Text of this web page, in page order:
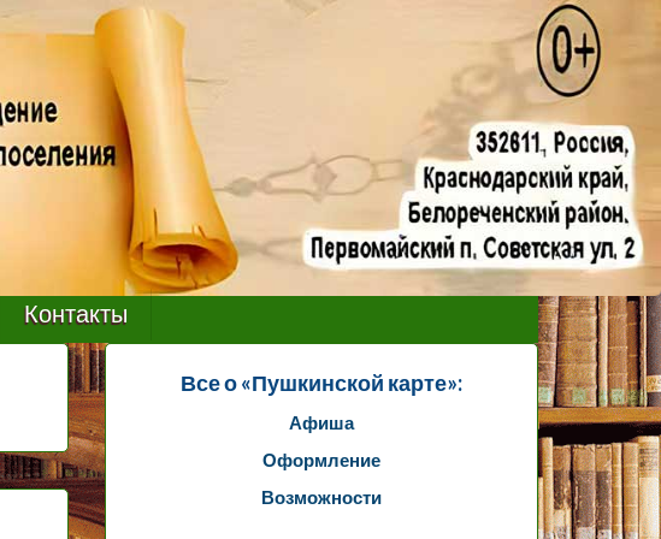
Контакты
Все о «Пушкинской карте»:
Афиша
Оформление
Возможности